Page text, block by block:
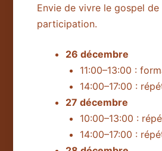
Envie de vivre le gospel
participation.
26 décembre
11:00–13:00 :
14:00–17:00 :
27 décembre
10:00–13:00 :
14:00–17:00 :